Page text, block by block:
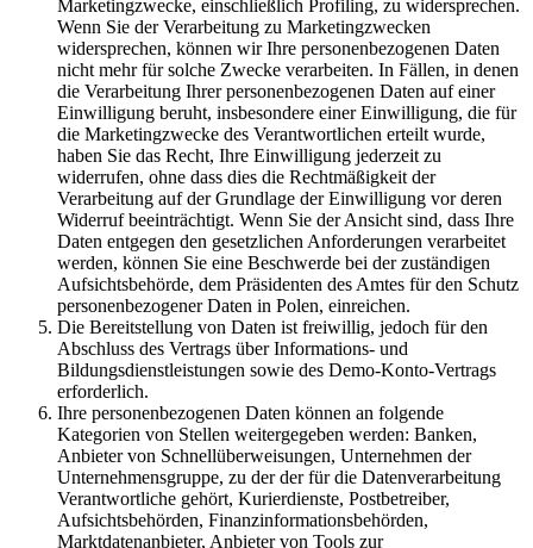
Marketingzwecke, einschließlich Profiling, zu widersprechen.
Wenn Sie der Verarbeitung zu Marketingzwecken
widersprechen, können wir Ihre personenbezogenen Daten
nicht mehr für solche Zwecke verarbeiten. In Fällen, in denen
die Verarbeitung Ihrer personenbezogenen Daten auf einer
Einwilligung beruht, insbesondere einer Einwilligung, die für
die Marketingzwecke des Verantwortlichen erteilt wurde,
haben Sie das Recht, Ihre Einwilligung jederzeit zu
widerrufen, ohne dass dies die Rechtmäßigkeit der
Verarbeitung auf der Grundlage der Einwilligung vor deren
Widerruf beeinträchtigt. Wenn Sie der Ansicht sind, dass Ihre
Daten entgegen den gesetzlichen Anforderungen verarbeitet
werden, können Sie eine Beschwerde bei der zuständigen
Aufsichtsbehörde, dem Präsidenten des Amtes für den Schutz
personenbezogener Daten in Polen, einreichen.
Die Bereitstellung von Daten ist freiwillig, jedoch für den
Abschluss des Vertrags über Informations- und
Bildungsdienstleistungen sowie des Demo-Konto-Vertrags
erforderlich.
Ihre personenbezogenen Daten können an folgende
Kategorien von Stellen weitergegeben werden: Banken,
Anbieter von Schnellüberweisungen, Unternehmen der
Unternehmensgruppe, zu der der für die Datenverarbeitung
Verantwortliche gehört, Kurierdienste, Postbetreiber,
Aufsichtsbehörden, Finanzinformationsbehörden,
Marktdatenanbieter, Anbieter von Tools zur